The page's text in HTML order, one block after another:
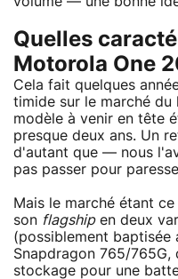
Quelles
Motorola One
Cela fait quelques
timide sur le marché du
modèle à venir en tête
presque deux ans. Un
d'autant que — nous
pas passer pour
Mais le marché étant
son flagshipen deux
(possiblement
Snapdragon 765/765G,
stockage pour une